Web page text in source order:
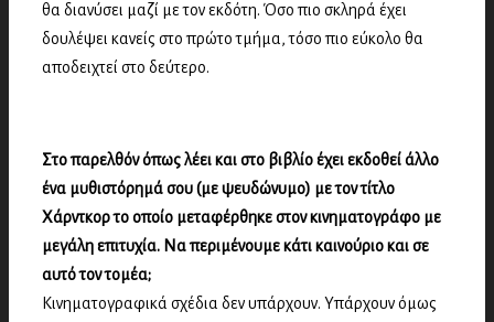
θα διανύσει μαζί με τον εκδότη. Όσο πιο σκληρά έχει
δουλέψει κανείς στο πρώτο τμήμα, τόσο πιο εύκολο θα
αποδειχτεί στο δεύτερο.
Στο παρελθόν όπως λέει και στο βιβλίο έχει εκδοθεί άλλο
ένα μυθιστόρημά σου (με ψευδώνυμο) με τον τίτλο
Χάρντκορ το οποίο μεταφέρθηκε στον κινηματογράφο με
μεγάλη επιτυχία. Να περιμένουμε κάτι καινούριο και σε
αυτό τον τομέα;
Κινηματογραφικά σχέδια δεν υπάρχουν. Υπάρχουν όμως